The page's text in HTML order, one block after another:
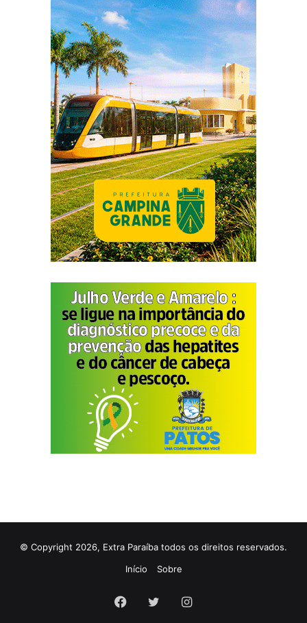
© Copyright 2026, Extra Paraíba todos os direitos reservados.
Início
Sobre
Facebook
TwitterInstagram